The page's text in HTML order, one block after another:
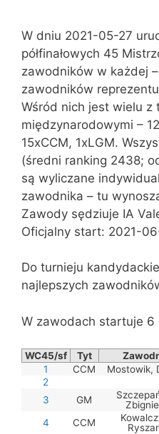
W dniu 2021-05-27
półfinałowych 45
zawodników w każdej
zawodników
Wśród nich jest wielu z
międzynarodowymi –
15xCCM, 1xLGM.
(średni ranking 2438;
są wyliczane
zawodnika – tu
Zawody sędziuje IA
Oficjalny start: 2021-
Do turnieju
najlepszych
W zawodach startuje 6
WC45/sf Tyt
1
CCM Mostowik,
2
3
GM
4
CCM